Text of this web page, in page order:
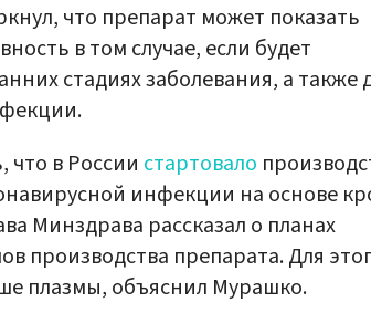
что препарат может показать
в том случае, если будет
стадиях заболевания, а также
что в России стартовало
инфекции на основе
Минздрава рассказал о планах
производства препарата. Для
плазмы, объяснил Мурашко.